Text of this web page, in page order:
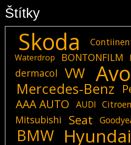
Štítky
Skoda
Waterdrop BONTONFILM
dermacol
VW
Mercedes-Benz
AAA AUTO
AUDI Citroen
Mitsubishi Seat
BMW Hyundai